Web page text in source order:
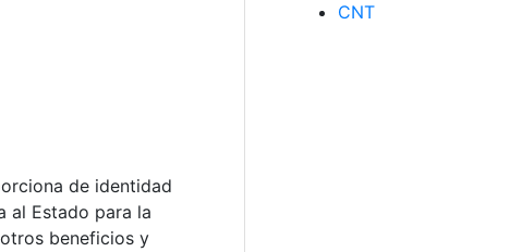
de identidad
al Estado para la
beneficios y
CNT